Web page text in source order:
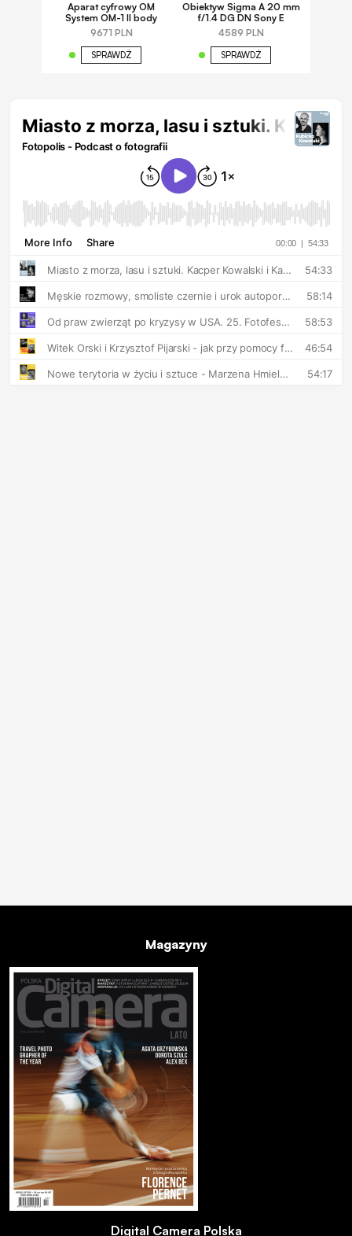
Aparat cyfrowy OM
System OM-1 II body
9671 PLN
SPRAWDŹ
Obiektyw Sigma A 20 mm
f/1.4 DG DN Sony E
4589 PLN
SPRAWDŹ
Magazyny
Digital Camera Polska